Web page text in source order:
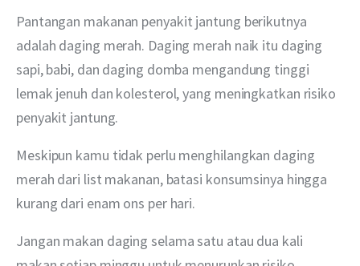
Pantangan makanan penyakit jantung berikutnya
adalah daging merah. Daging merah naik itu daging
sapi, babi, dan daging domba mengandung tinggi
lemak jenuh dan kolesterol, yang meningkatkan risiko
penyakit jantung.
Meskipun kamu tidak perlu menghilangkan daging
merah dari list makanan, batasi konsumsinya hingga
kurang dari enam ons per hari.
Jangan makan daging selama satu atau dua kali